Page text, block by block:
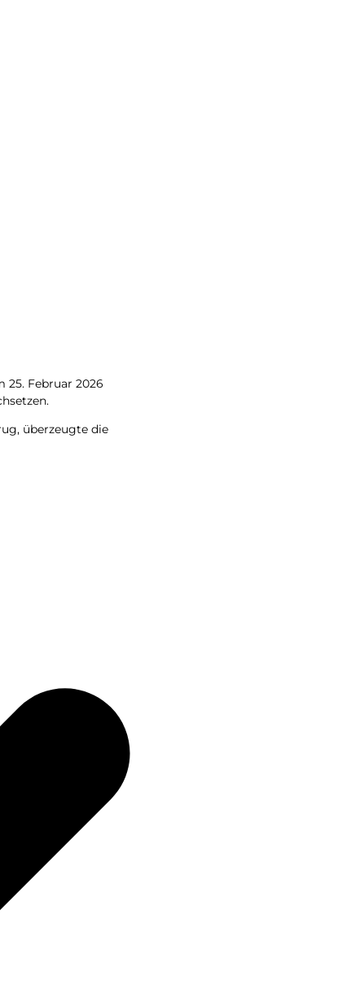
25. Febru­ar 2026
über­zeug­te die